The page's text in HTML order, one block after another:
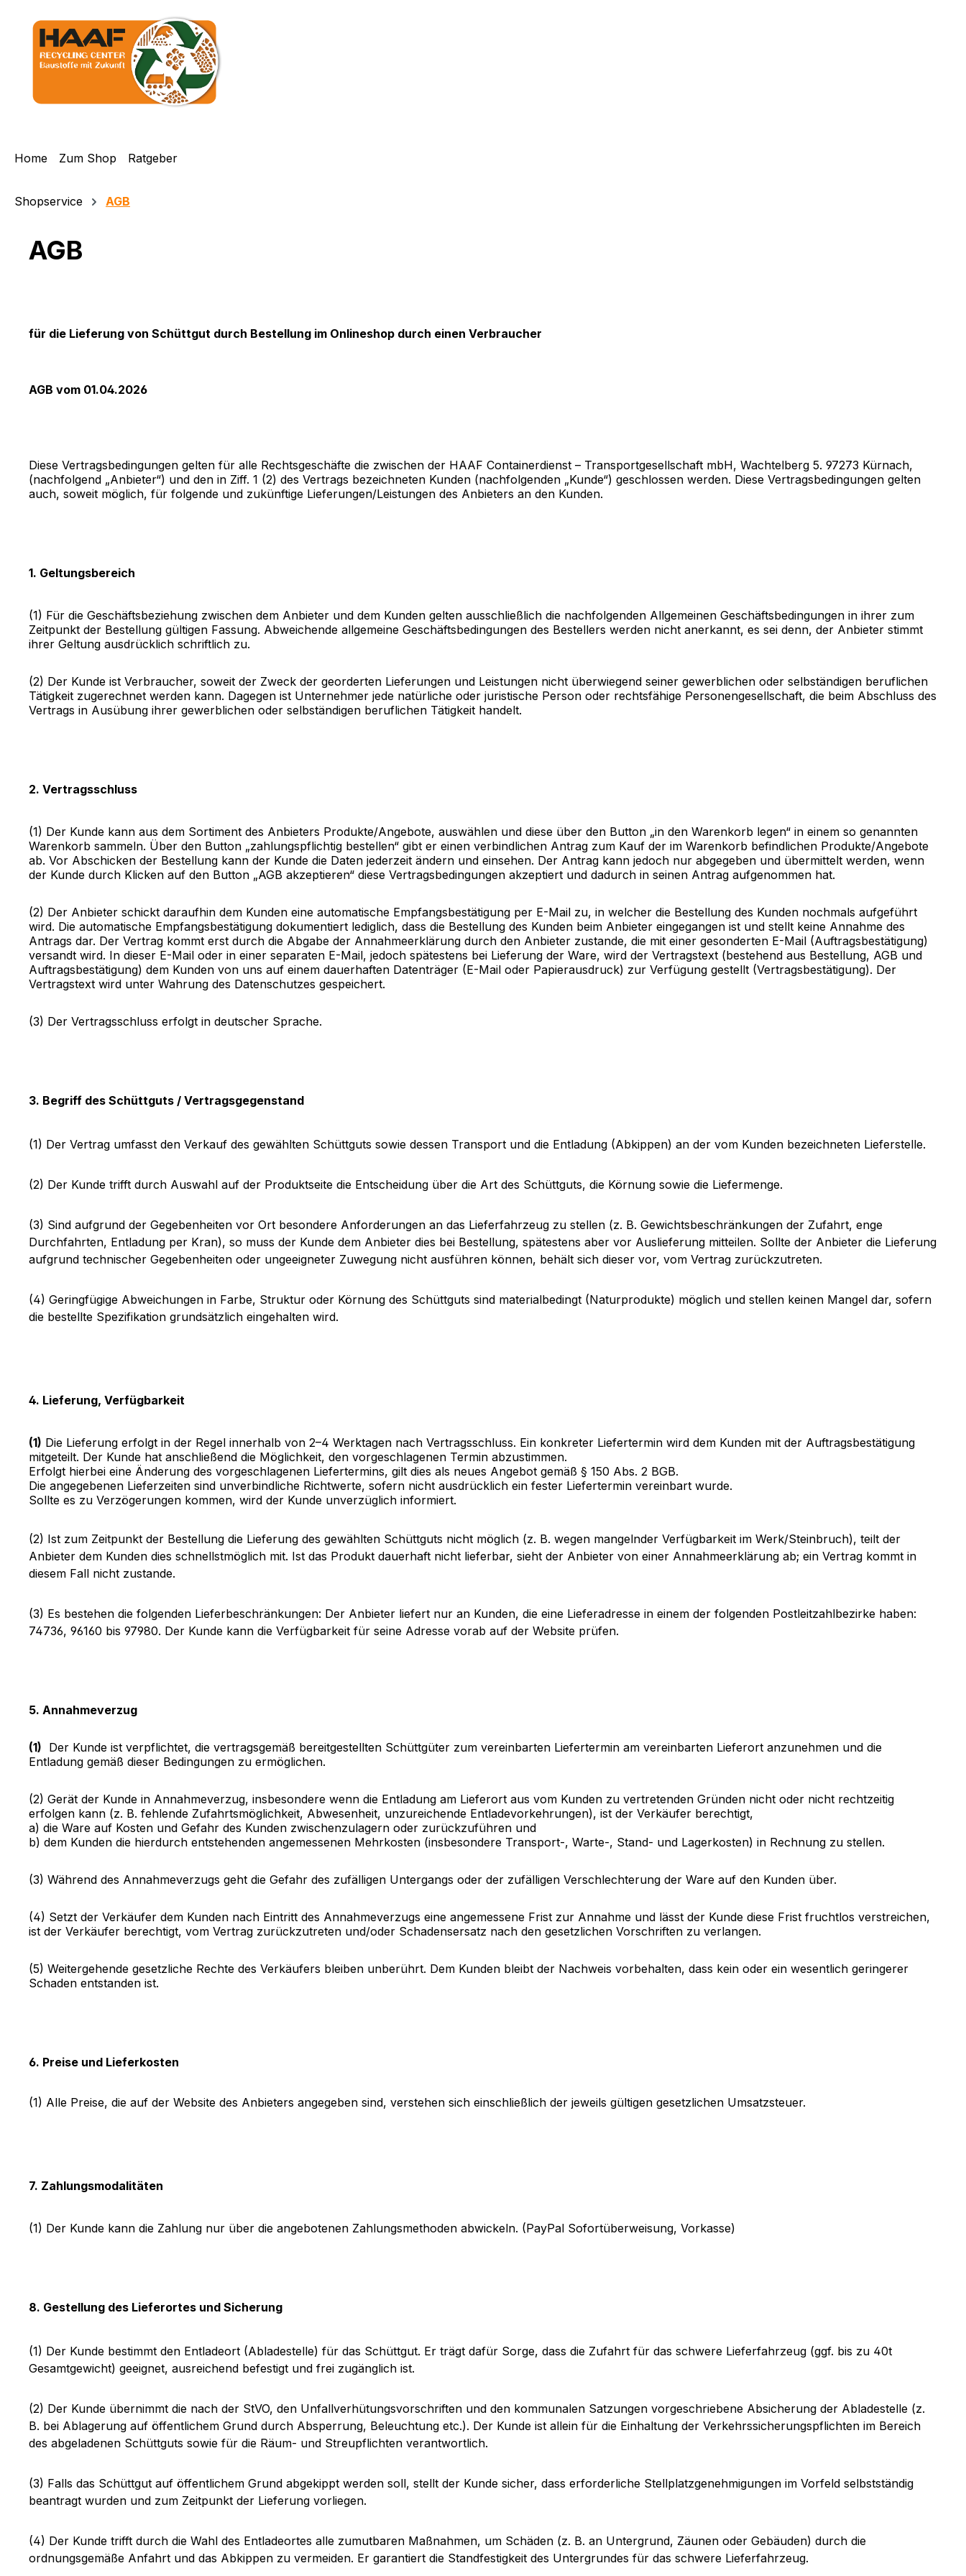
Hauptinhalt springen
Zur Suche springen
Zur Hauptnavigation springen
Home Zum Shop Ratgeber
Shopservice AGB
AGB
für die Lieferung von Schüttgut durch Bestellung im Onlineshop durch einen Verbraucher
AGB vom 01.04.2026
Diese Vertragsbedingungen gelten für alle Rechtsgeschäfte die zwischen der HAAF Containerdienst – Transportgesellschaft mbH, Wachtelberg 5. 97273 Kürnach,
(nachfolgend „Anbieter“) und den in Ziff. 1 (2) des Vertrags bezeichneten Kunden (nachfolgenden „Kunde“) geschlossen werden. Diese Vertragsbedingungen gelten
auch, soweit möglich, für folgende und zukünftige Lieferungen/Leistungen des Anbieters an den Kunden.
1. Geltungsbereich
(1) Für die Geschäftsbeziehung zwischen dem Anbieter und dem Kunden gelten ausschließlich die nachfolgenden Allgemeinen Geschäftsbedingungen in ihrer zum
Zeitpunkt der Bestellung gültigen Fassung. Abweichende allgemeine Geschäftsbedingungen des Bestellers werden nicht anerkannt, es sei denn, der Anbieter stimmt
ihrer Geltung ausdrücklich schriftlich zu.
(2) Der Kunde ist Verbraucher, soweit der Zweck der georderten Lieferungen und Leistungen nicht überwiegend seiner gewerblichen oder selbständigen beruflichen
Tätigkeit zugerechnet werden kann. Dagegen ist Unternehmer jede natürliche oder juristische Person oder rechtsfähige Personengesellschaft, die beim Abschluss des
Vertrags in Ausübung ihrer gewerblichen oder selbständigen beruflichen Tätigkeit handelt.
2. Vertragsschluss
(1) Der Kunde kann aus dem Sortiment des Anbieters Produkte/Angebote, auswählen und diese über den Button „in den Warenkorb legen“ in einem so genannten
Warenkorb sammeln. Über den Button „zahlungspflichtig bestellen“ gibt er einen verbindlichen Antrag zum Kauf der im Warenkorb befindlichen Produkte/Angebote
ab. Vor Abschicken der Bestellung kann der Kunde die Daten jederzeit ändern und einsehen. Der Antrag kann jedoch nur abgegeben und übermittelt werden, wenn
der Kunde durch Klicken auf den Button „AGB akzeptieren“ diese Vertragsbedingungen akzeptiert und dadurch in seinen Antrag aufgenommen hat.
(2) Der Anbieter schickt daraufhin dem Kunden eine automatische Empfangsbestätigung per E-Mail zu, in welcher die Bestellung des Kunden nochmals aufgeführt
wird. Die automatische Empfangsbestätigung dokumentiert lediglich, dass die Bestellung des Kunden beim Anbieter eingegangen ist und stellt keine Annahme des
Antrags dar. Der Vertrag kommt erst durch die Abgabe der Annahmeerklärung durch den Anbieter zustande, die mit einer gesonderten E-Mail (Auftragsbestätigung)
versandt wird. In dieser E-Mail oder in einer separaten E-Mail, jedoch spätestens bei Lieferung der Ware, wird der Vertragstext (bestehend aus Bestellung, AGB und
Auftragsbestätigung) dem Kunden von uns auf einem dauerhaften Datenträger (E-Mail oder Papierausdruck) zur Verfügung gestellt (Vertragsbestätigung). Der
Vertragstext wird unter Wahrung des Datenschutzes gespeichert.
(3) Der Vertragsschluss erfolgt in deutscher Sprache.
3. Begriff des Schüttguts / Vertragsgegenstand
(1) Der Vertrag umfasst den Verkauf des gewählten Schüttguts sowie dessen Transport und die Entladung (Abkippen) an der vom Kunden bezeichneten Lieferstelle.
(2) Der Kunde trifft durch Auswahl auf der Produktseite die Entscheidung über die Art des Schüttguts, die Körnung sowie die Liefermenge.
(3) Sind aufgrund der Gegebenheiten vor Ort besondere Anforderungen an das Lieferfahrzeug zu stellen (z. B. Gewichtsbeschränkungen der Zufahrt, enge
Durchfahrten, Entladung per Kran), so muss der Kunde dem Anbieter dies bei Bestellung, spätestens aber vor Auslieferung mitteilen. Sollte der Anbieter die Lieferung
aufgrund technischer Gegebenheiten oder ungeeigneter Zuwegung nicht ausführen können, behält sich dieser vor, vom Vertrag zurückzutreten.
(4) Geringfügige Abweichungen in Farbe, Struktur oder Körnung des Schüttguts sind materialbedingt (Naturprodukte) möglich und stellen keinen Mangel dar, sofern
die bestellte Spezifikation grundsätzlich eingehalten wird.
4. Lieferung, Verfügbarkeit
(1) Die Lieferung erfolgt in der Regel innerhalb von 2–4 Werktagen nach Vertragsschluss. Ein konkreter Liefertermin wird dem Kunden mit der Auftragsbestätigung
mitgeteilt. Der Kunde hat anschließend die Möglichkeit, den vorgeschlagenen Termin abzustimmen.
Erfolgt hierbei eine Änderung des vorgeschlagenen Liefertermins, gilt dies als neues Angebot gemäß § 150 Abs. 2 BGB.
Die angegebenen Lieferzeiten sind unverbindliche Richtwerte, sofern nicht ausdrücklich ein fester Liefertermin vereinbart wurde.
Sollte es zu Verzögerungen kommen, wird der Kunde unverzüglich informiert.
(2) Ist zum Zeitpunkt der Bestellung die Lieferung des gewählten Schüttguts nicht möglich (z. B. wegen mangelnder Verfügbarkeit im Werk/Steinbruch), teilt der
Anbieter dem Kunden dies schnellstmöglich mit. Ist das Produkt dauerhaft nicht lieferbar, sieht der Anbieter von einer Annahmeerklärung ab; ein Vertrag kommt in
diesem Fall nicht zustande.
(3) Es bestehen die folgenden Lieferbeschränkungen: Der Anbieter liefert nur an Kunden, die eine Lieferadresse in einem der folgenden Postleitzahlbezirke haben:
74736, 96160 bis 97980. Der Kunde kann die Verfügbarkeit für seine Adresse vorab auf der Website prüfen.
5. Annahmeverzug
(1) Der Kunde ist verpflichtet, die vertragsgemäß bereitgestellten Schüttgüter zum vereinbarten Liefertermin am vereinbarten Lieferort anzunehmen und die
Entladung gemäß dieser Bedingungen zu ermöglichen.
(2) Gerät der Kunde in Annahmeverzug, insbesondere wenn die Entladung am Lieferort aus vom Kunden zu vertretenden Gründen nicht oder nicht rechtzeitig
erfolgen kann (z. B. fehlende Zufahrtsmöglichkeit, Abwesenheit, unzureichende Entladevorkehrungen), ist der Verkäufer berechtigt,
a) die Ware auf Kosten und Gefahr des Kunden zwischenzulagern oder zurückzuführen und
b) dem Kunden die hierdurch entstehenden angemessenen Mehrkosten (insbesondere Transport-, Warte-, Stand- und Lagerkosten) in Rechnung zu stellen.
(3) Während des Annahmeverzugs geht die Gefahr des zufälligen Untergangs oder der zufälligen Verschlechterung der Ware auf den Kunden über.
(4) Setzt der Verkäufer dem Kunden nach Eintritt des Annahmeverzugs eine angemessene Frist zur Annahme und lässt der Kunde diese Frist fruchtlos verstreichen,
ist der Verkäufer berechtigt, vom Vertrag zurückzutreten und/oder Schadensersatz nach den gesetzlichen Vorschriften zu verlangen.
(5) Weitergehende gesetzliche Rechte des Verkäufers bleiben unberührt. Dem Kunden bleibt der Nachweis vorbehalten, dass kein oder ein wesentlich geringerer
Schaden entstanden ist.
6. Preise und Lieferkosten
(1) Alle Preise, die auf der Website des Anbieters angegeben sind, verstehen sich einschließlich der jeweils gültigen gesetzlichen Umsatzsteuer.
7. Zahlungsmodalitäten
(1) Der Kunde kann die Zahlung nur über die angebotenen Zahlungsmethoden abwickeln. (PayPal Sofortüberweisung, Vorkasse)
8. Gestellung des Lieferortes und Sicherung
(1) Der Kunde bestimmt den Entladeort (Abladestelle) für das Schüttgut. Er trägt dafür Sorge, dass die Zufahrt für das schwere Lieferfahrzeug (ggf. bis zu 40t
Gesamtgewicht) geeignet, ausreichend befestigt und frei zugänglich ist.
(2) Der Kunde übernimmt die nach der StVO, den Unfallverhütungsvorschriften und den kommunalen Satzungen vorgeschriebene Absicherung der Abladestelle (z.
B. bei Ablagerung auf öffentlichem Grund durch Absperrung, Beleuchtung etc.). Der Kunde ist allein für die Einhaltung der Verkehrssicherungspflichten im Bereich
des abgeladenen Schüttguts sowie für die Räum- und Streupflichten verantwortlich.
(3) Falls das Schüttgut auf öffentlichem Grund abgekippt werden soll, stellt der Kunde sicher, dass erforderliche Stellplatzgenehmigungen im Vorfeld selbstständig
beantragt wurden und zum Zeitpunkt der Lieferung vorliegen.
(4) Der Kunde trifft durch die Wahl des Entladeortes alle zumutbaren Maßnahmen, um Schäden (z. B. an Untergrund, Zäunen oder Gebäuden) durch die
ordnungsgemäße Anfahrt und das Abkippen zu vermeiden. Er garantiert die Standfestigkeit des Untergrundes für das schwere Lieferfahrzeug.